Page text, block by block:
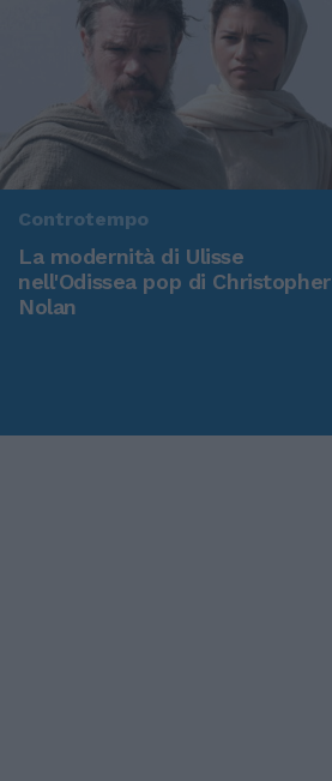
Controtempo
La modernità di Ulisse
nell'Odissea pop di Christopher
Nolan